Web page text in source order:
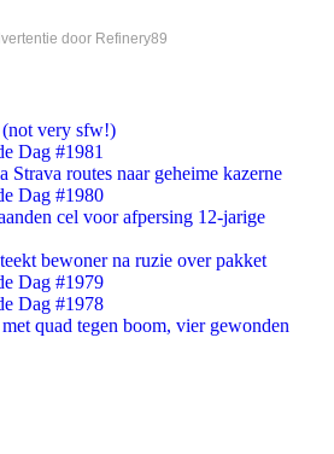
door Refinery89
very sfw!)
Dag #1981
routes naar geheime kazerne
Dag #1980
cel voor afpersing 12-jarige
bewoner na ruzie over pakket
Dag #1979
Dag #1978
quad tegen boom, vier gewonden